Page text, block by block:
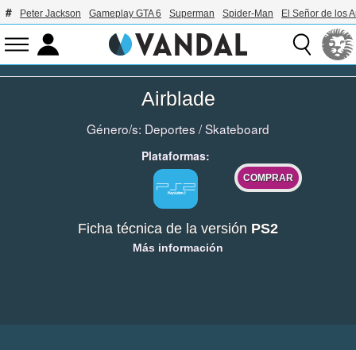
Peter Jackson Gameplay GTA 6 Superman Spider-Man El Señor de los
Airblade
Género/s: Deportes/Skateboard
Plataformas:
COMPRAR
Ficha técnica de la versión PS2
Más información